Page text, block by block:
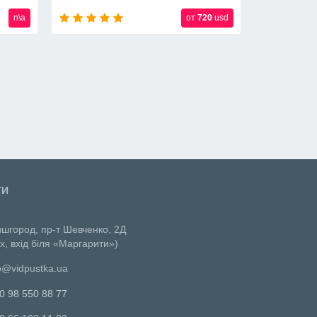
n\a
n\a
пр-т Шевченко, 2Д
вхід біля «Маргарити»)
98 550 88 77